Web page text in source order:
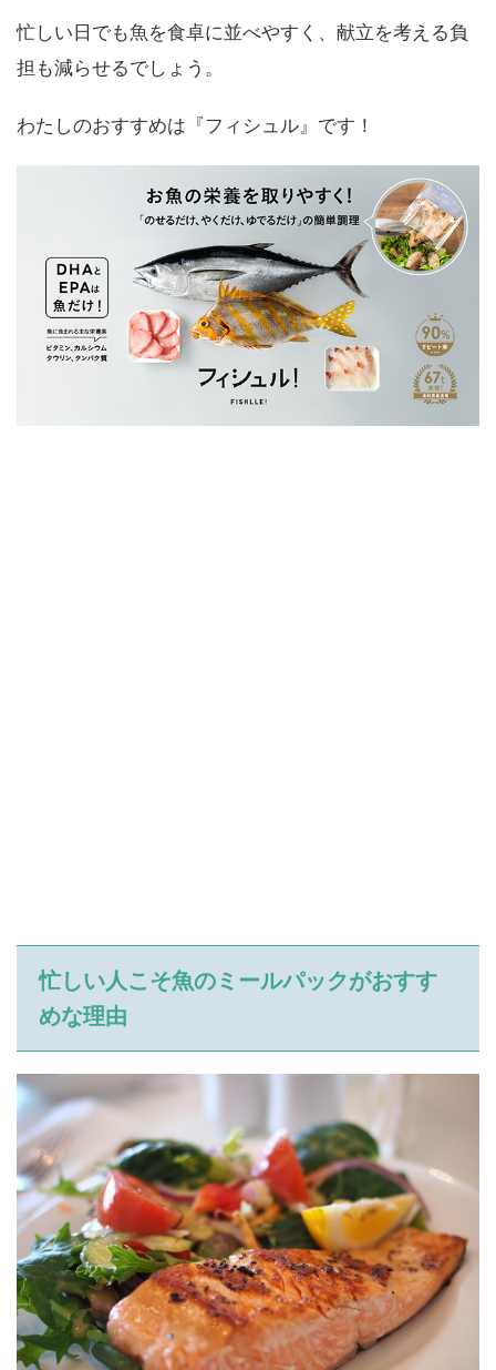
忙しい日でも魚を食卓に並べやすく、献立を考える負
担も減らせるでしょう。
わたしのおすすめは『フィシュル』です！
忙しい人こそ魚のミールパックがおすす
めな理由